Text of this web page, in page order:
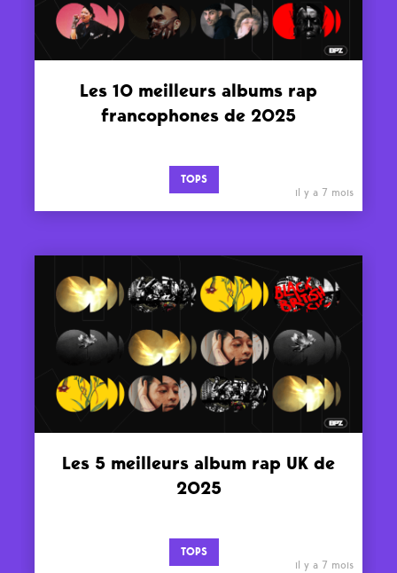
Les 10 meilleurs albums rap
francophones de 2025
TOPS
il y a 7 mois
Les 5 meilleurs album rap UK de
2025
TOPS
il y a 7 mois